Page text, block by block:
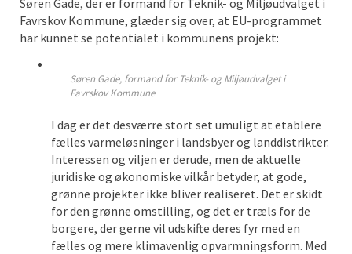
Søren Gade, der er formand for Teknik- og Miljøudvalget i
Favrskov Kommune, glæder sig over, at EU-programmet
har kunnet se potentialet i kommunens projekt:
Søren Gade, formand for Teknik- og Miljøudvalget i
Favrskov Kommune
I dag er det desværre stort set umuligt at etablere
fælles varmeløsninger i landsbyer og landdistrikter.
Interessen og viljen er derude, men de aktuelle
juridiske og økonomiske vilkår betyder, at gode,
grønne projekter ikke bliver realiseret. Det er skidt
for den grønne omstilling, og det er træls for de
borgere, der gerne vil udskifte deres fyr med en
fælles og mere klimavenlig opvarmningsform. Med